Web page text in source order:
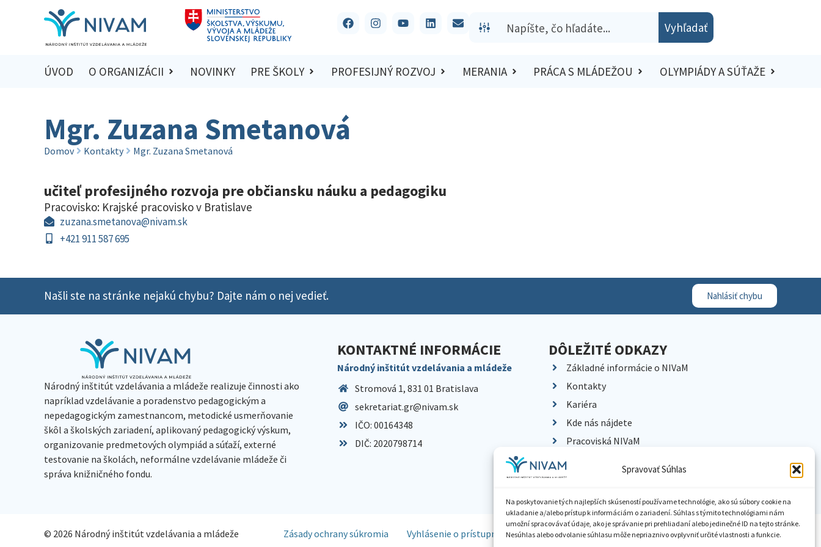
Spravovať Súhlas
Na poskytovanie tých najlepších skúseností používame technológie, ako sú súbory cookie na
ukladanie a/alebo prístup k informáciám o zariadení. Súhlas s týmito technológiami nám
umožní spracovávať údaje, ako je správanie pri prehliadaní alebo jedinečné ID na tejto stránke.
Nesúhlas alebo odvolanie súhlasu môže nepriaznivo ovplyvniť určité vlastnosti a funkcie.
Vyhľadať
ÚVOD O ORGANIZÁCII NOVINKY PRE ŠKOLY PROFESIJNÝ ROZVOJ MERANIA PRÁCA S MLÁDEŽOU OLYMPIÁDY A SÚŤAŽE
Mgr. Zuzana Smetanová
Domov Kontakty Mgr. Zuzana Smetanová
učiteľ profesijného rozvoja pre občiansku náuku a pedagogiku
Pracovisko: Krajské pracovisko v Bratislave
zuzana.smetanova@nivam.sk
+421 911 587 695
Našli ste na stránke nejakú chybu? Dajte nám o nej vedieť. Nahlásiť chybu
Národný inštitút vzdelávania a mládeže realizuje činnosti ako
napríklad vzdelávanie a poradenstvo pedagogickým a
nepedagogickým zamestnancom, metodické usmerňovanie
škôl a školských zariadení, aplikovaný pedagogický výskum,
organizovanie predmetových olympiád a súťaží, externé
testovanie na školách, neformálne vzdelávanie mládeže či
správa knižničného fondu.
KONTAKTNÉ INFORMÁCIE
Národný inštitút vzdelávania a mládeže
Stromová 1, 831 01 Bratislava
sekretariat.gr@nivam.sk
IČO: 00164348
DIČ: 2020798714
DÔLEŽITÉ ODKAZY
Základné informácie o NIVaM
Kontakty
Kariéra
Kde nás nájdete
Pracoviská NIVaM
Dokumenty inštitúcie
Knižnica
© 2026 Národný inštitút vzdelávania a mládeže Zásady ochrany súkromia Vyhlásenie o prístupnosti Sprístupnenie informácií Nastavenia cookies GDPR